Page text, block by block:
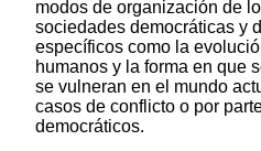
modos de organización de
sociedades democráticas y
específicos como la
humanos y la forma en que
se vulneran en el mundo
casos de conflicto o por
democráticos.